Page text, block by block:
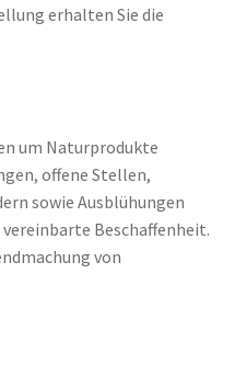
erhalten Sie die
um Naturprodukte
offene Stellen,
sowie Ausblühungen
Beschaffenheit.
von